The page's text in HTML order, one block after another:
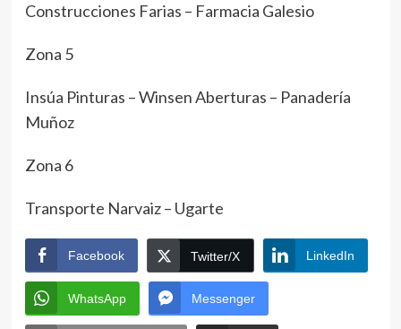
Construcciones Farias – Farmacia Galesio
Zona 5
Insúa Pinturas – Winsen Aberturas – Panadería
Muñoz
Zona 6
Transporte Narvaiz – Ugarte
Facebook Twitter/X LinkedIn
WhatsApp Messenger